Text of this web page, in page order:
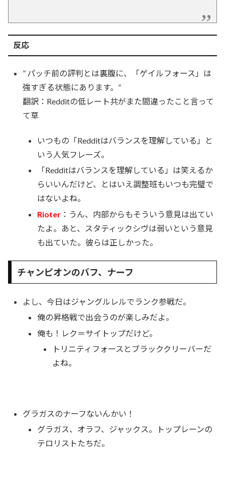
反応
” パッチ前の評判とは裏腹に、「ゲイルフォース」は
強すぎる状態にあります。”
翻訳：Redditの低レート共がまた間違ったこと言って
て草
いつもの「Redditはバランスを理解している」と
いう人気フレーズ。
「Redditはバランスを理解している」は笑えるか
らいいんだけど、とはいえ調整班もいつも完璧で
はないよね。
Rioter ：うん、内部からもそういう意見は出てい
たよ。あと、スタティックシヴは弱いという意見
も出ていた。彼らは正しかった。
チャンピオンのバフ、ナーフ
よし、今日はジャングルレルでランク参戦だ。
俺の昇格戦で出会うのが楽しみだよ。
俺も！レク＝サイトップだけど。
トリニティフォースとブラッククリーバーだ
よね。
グラガスのナーフないんかい！
グラガス、オラフ、ジャックス。トップレーンの
テロリストたちだ。